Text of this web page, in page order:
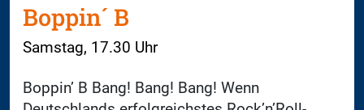
Boppin´ B
Samstag, 17.30 Uhr
Boppin’ B Bang! Bang! Bang! Wenn